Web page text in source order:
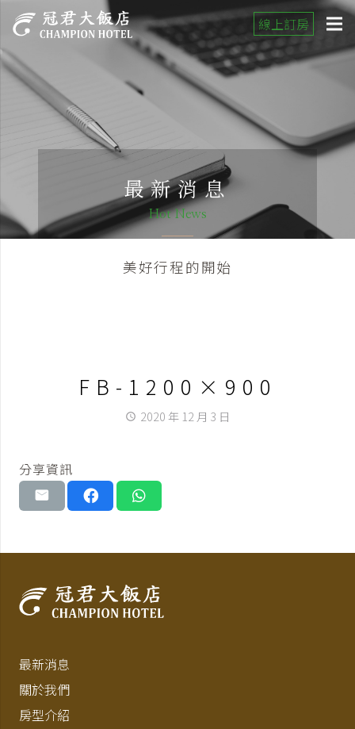
線上訂房
最新消息
Hot News
美好行程的開始
FB-1200×900
access_time 2020 年 12 月 3 日
分享資訊
最新消息
關於我們
房型介紹